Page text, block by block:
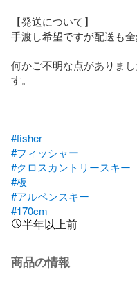
【発送について】
手渡し希望ですが配送も全
何かご不明な点がありま
す。
#fisher
#フィッシャー
#クロスカントリースキー
#板
#アルペンスキー
#170cm
半年以上前
商品の情報